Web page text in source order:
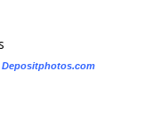
Depositphotos.com